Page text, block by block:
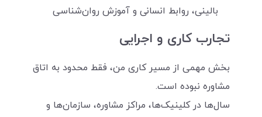
بالینی، روابط انسانی و آموزش روان‌شناسی
تجارب کاری و اجرایی
بخش مهمی از مسیر کاری من، فقط محدود به اتاق
مشاوره نبوده است.
سال‌ها در کلینیک‌ها، مراکز مشاوره، سازمان‌ها و